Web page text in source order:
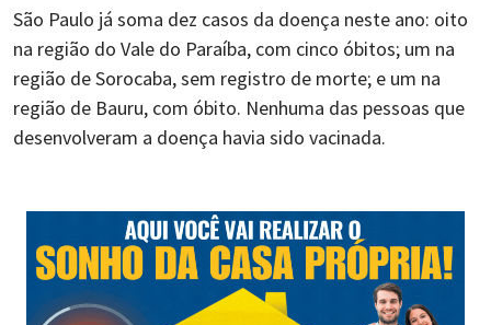
São Paulo já soma dez casos da doença neste ano: oito
na região do Vale do Paraíba, com cinco óbitos; um na
região de Sorocaba, sem registro de morte; e um na
região de Bauru, com óbito. Nenhuma das pessoas que
desenvolveram a doença havia sido vacinada.